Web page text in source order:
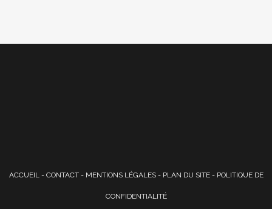
ACCUEIL- CONTACT- MENTIONS LÉGALES- PLAN DU SITE- POLITIQUE DE
CONFIDENTIALITÉ